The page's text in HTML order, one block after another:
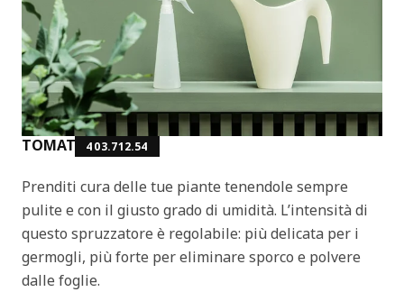
TOMAT 403.712.54
Prenditi cura delle tue piante tenendole sempre
pulite e con il giusto grado di umidità. L’intensità di
questo spruzzatore è regolabile: più delicata per i
germogli, più forte per eliminare sporco e polvere
dalle foglie.